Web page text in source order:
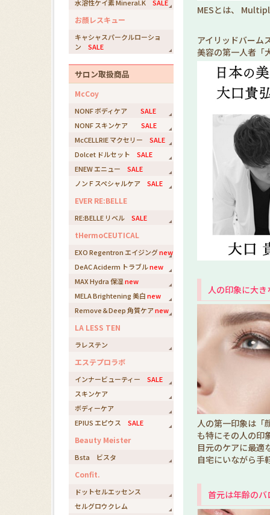
水溶性ケイ素 Mineral.K SALE
お顔レスキュー
キャシャスパークルローショ
ン SALE
サロン取扱商品
McCoy
NONF ボディケア SALE
NONF スキンケア SALE
McCELLRIE マクセリー SALE
Dolcet ドルセット SALE
ENEW エニュー SALE
ノンＦスペシャルケア SALE
EVER RE:BELLE
RE:BELLE リベル SALE
tHermoCEUTICAL
EXO Regentron エイジングnew
DeAC Aciderm トラブルnew
MAX Hydra 保湿new
MELA Brightening 美白new
Remove＆Deep 角質ケアnew
LA LESS TEN
ラレステン
エステプロラボ
インナービューティー SALE
スキンケア
ボディーケア
EPIUS エピウス SALE
Beauty Meister
Bsta ビスタ
Confit.
ドットセルエッセンス
セルグロウクレム
MESとは、
アイリッドバーム
美容の第一人者「
人の印象に大
人の第一印象は「
も特にその人の印
目元のケアに最適
自宅にいながら手
首元は年齢の